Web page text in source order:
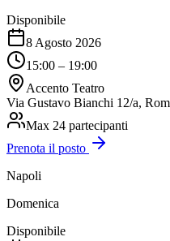
Disponibile
8 Agosto 2026
15:00 – 19:00
Accento Teatro
Via Gustavo Bianchi 12/a,
Max 24 partecipanti
Prenota il posto
Napoli
Domenica
Disponibile